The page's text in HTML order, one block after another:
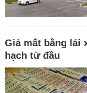
Giả mất bằng lái
hạch từ đầu